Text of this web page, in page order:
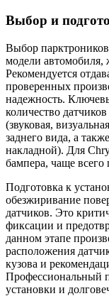
Выбор и
Выбор парктроников
модели автомобиля,
Рекомендуется
проверенных
надежность.
количество
(звуковая,
заднего вида, а
накладной). Для
бампера, чаще
Подготовка к
обезжиривание
датчиков. Это
фиксации и
данном этапе
расположения
кузова и
Профессиональный
установки и